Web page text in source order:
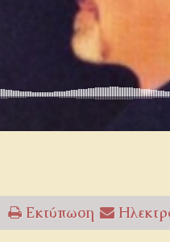
Εκτύπωση